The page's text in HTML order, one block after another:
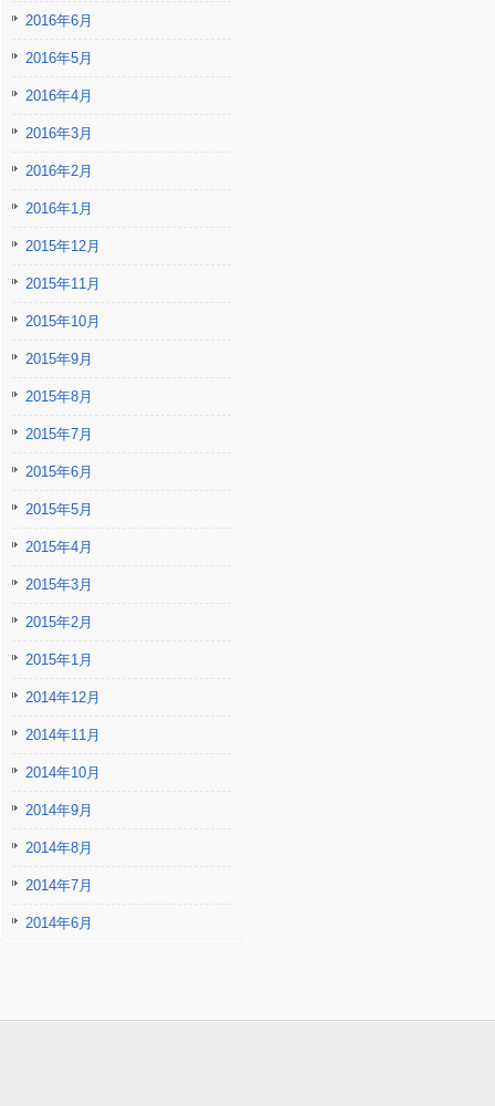
2016年6月
2016年5月
2016年4月
2016年3月
2016年2月
2016年1月
2015年12月
2015年11月
2015年10月
2015年9月
2015年8月
2015年7月
2015年6月
2015年5月
2015年4月
2015年3月
2015年2月
2015年1月
2014年12月
2014年11月
2014年10月
2014年9月
2014年8月
2014年7月
2014年6月